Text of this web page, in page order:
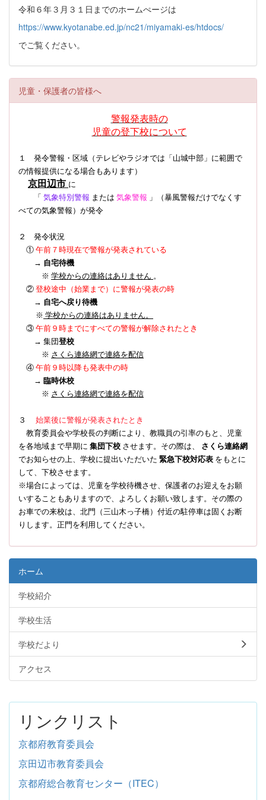
令和６年３月３１日までのホームぺージは
https://www.kyotanabe.ed.jp/nc21/miyamaki-es/htdocs/
でご覧ください。
児童・保護者の皆様へ
警報発表時の
児童の登下校について
１ 発令警報・区域（テレビやラジオでは「山城中部」に範囲で
の情報提供になる場合もあります）
京田辺市 に
「 気象特別警報 または 気象警報 」（暴風警報だけでなくす
べての気象警報） が発令
２ 発令状況
① 午前７時現在で警報が発表されている
→ 自宅待機
※ 学校からの連絡はありません 。
② 登校途中（始業まで）に警報が発表の時
→ 自宅へ戻り待機
※ 学校からの連絡はありません。
③ 午前９時までにすべての警報が解除されたとき
→ 集団登校
※ さくら連絡網で連絡を配信
④ 午前９時以降も発表中の時
→ 臨時休校
※ さくら連絡網で連絡を配信
３ 始業後に警報が発表されたとき
教育委員会や学校長の判断により、教職員の引率のもと、児童
を各地域まで早期に 集団下校 させます。その際は、 さくら連絡網
でお知らせの上、学校に提出いただいた 緊急下校対応表 をもとに
して、下校させます。
※場合によっては、児童を学校待機させ、保護者のお迎えをお願
いすることもありますので、よろしくお願い致します。その際の
お車での来校は、北門（三山木っ子橋）付近の駐停車は固くお断
りします。正門を利用してください。
ホーム
学校紹介
学校生活
学校だより
アクセス
リンクリスト
京都府教育委員会
京田辺市教育委員会
京都府総合教育センター（ITEC）